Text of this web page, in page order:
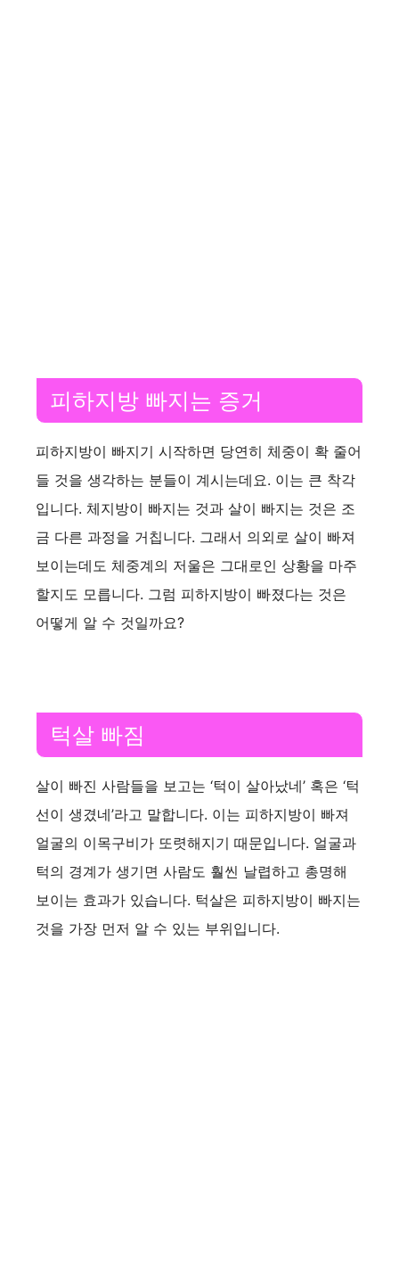
피하지방 빠지는 증거
피하지방이 빠지기 시작하면 당연히 체중이 확 줄어
들 것을 생각하는 분들이 계시는데요. 이는 큰 착각
입니다. 체지방이 빠지는 것과 살이 빠지는 것은 조
금 다른 과정을 거칩니다. 그래서 의외로 살이 빠져
보이는데도 체중계의 저울은 그대로인 상황을 마주
할지도 모릅니다. 그럼 피하지방이 빠졌다는 것은
어떻게 알 수 것일까요?
턱살 빠짐
살이 빠진 사람들을 보고는 ‘턱이 살아났네’ 혹은 ‘턱
선이 생겼네’라고 말합니다. 이는 피하지방이 빠져
얼굴의 이목구비가 또렷해지기 때문입니다. 얼굴과
턱의 경계가 생기면 사람도 훨씬 날렵하고 총명해
보이는 효과가 있습니다. 턱살은 피하지방이 빠지는
것을 가장 먼저 알 수 있는 부위입니다.